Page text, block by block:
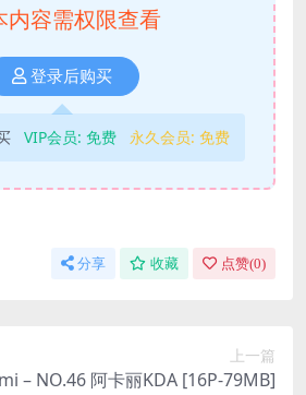
内容需权限查看
登录后购买
VIP会员: 免费 永久会员: 免费
分享 收藏 点赞(0)
上一篇
– NO.46 阿卡丽KDA [16P-79MB]